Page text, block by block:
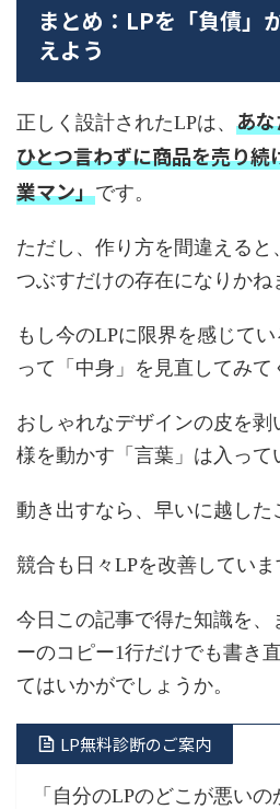
まとめ：LPを「負債」
えよう
正しく設計されたLPは、 あ
ひとつ言わずに商品を売り続
業マン」です。
ただし、作り方を間違える
つぶすだけの存在になりかね
もし今のLPに限界を感じて
って「中身」を見直してみて
おしゃれなデザインの皮を
様を動かす「言葉」は入って
動き出すなら、早いに越した
競合も日々LPを改善していま
今日この記事で得た知識を、
ーのコピー1行だけでも書き
てはいかがでしょうか。
LP無料診断のご案内
「自分のLPのどこが悪い